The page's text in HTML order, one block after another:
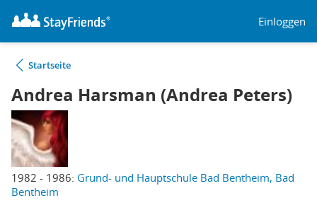
Einloggen
Startseite
Andrea Harsman (Andrea Peters)
1982 - 1986: Grund- und Hauptschule Bad Bentheim, Bad
Bentheim